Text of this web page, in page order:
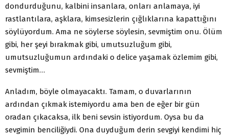
dondurduğunu, kalbini insanlara, onları anlamaya, iyi
rastlantılara, aşklara, kimsesizlerin çığlıklarına kapattığını
söylüyordum. Ama ne söylerse söylesin, sevmiştim onu. Ölüm
gibi, her şeyi bırakmak gibi, umutsuzluğum gibi,
umutsuzluğumun ardındaki o delice yaşamak özlemim gibi,
sevmiştim…
Anladım, böyle olmayacaktı. Tamam, o duvarlarının
ardından çıkmak istemiyordu ama ben de eğer bir gün
oradan çıkacaksa, ilk beni sevsin istiyordum. Oysa bu da
sevgimin benciliğiydi. Ona duyduğum derin sevgiyi kendimi hiç